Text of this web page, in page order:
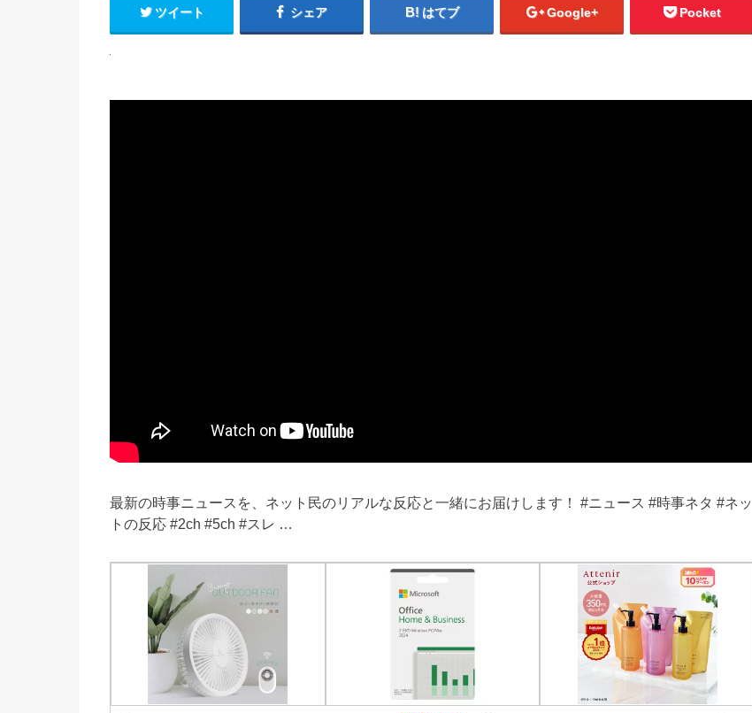
ツイート シェア はてブ Google+ Pocket
最新の時事ニュースを、ネット民のリアルな反応と一緒にお届けします！ #ニュース #時事ネタ #ネッ
トの反応 #2ch #5ch #スレ …